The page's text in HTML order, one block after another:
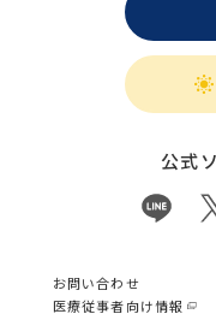
公式
お問い合わせ
医療従事者向け情報